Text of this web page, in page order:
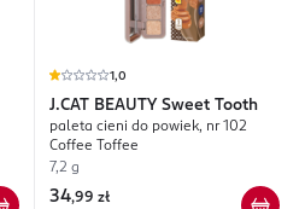
1,0
J.CAT BEAUTY Sweet Tooth
paleta cieni do powiek, nr 102
Coffee Toffee
7,2 g
34,99 zł